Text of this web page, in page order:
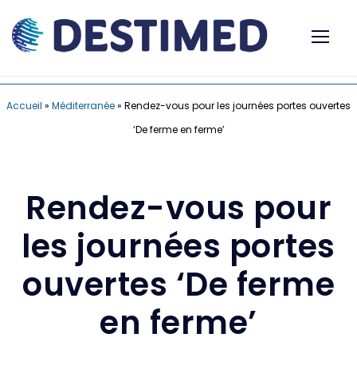
Accueil » Méditerranée» Rendez-vous pour les journées portes ouvertes
‘De ferme en ferme’
Rendez-vous pour
les journées portes
ouvertes ‘De ferme
en ferme’